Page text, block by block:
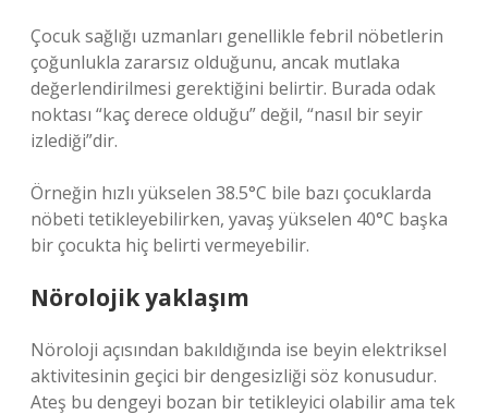
Çocuk sağlığı uzmanları genellikle febril nöbetlerin
çoğunlukla zararsız olduğunu, ancak mutlaka
değerlendirilmesi gerektiğini belirtir. Burada odak
noktası “kaç derece olduğu” değil, “nasıl bir seyir
izlediği”dir.
Örneğin hızlı yükselen 38.5°C bile bazı çocuklarda
nöbeti tetikleyebilirken, yavaş yükselen 40°C başka
bir çocukta hiç belirti vermeyebilir.
Nörolojik yaklaşım
Nöroloji açısından bakıldığında ise beyin elektriksel
aktivitesinin geçici bir dengesizliği söz konusudur.
Ateş bu dengeyi bozan bir tetikleyici olabilir ama tek